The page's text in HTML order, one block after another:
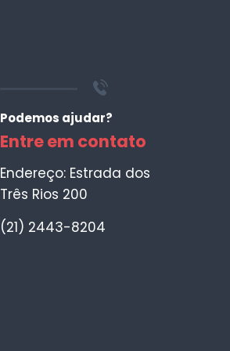
Podemos ajudar?
Entre em contato
Endereço: Estrada dos
Três Rios 200
(21) 2443-8204